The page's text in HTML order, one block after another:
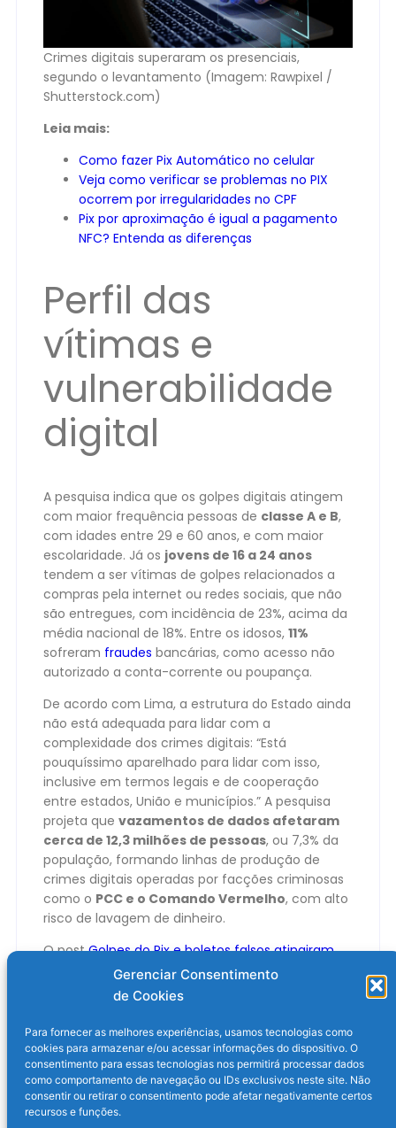
Gerenciar Consentimento
de Cookies
Para fornecer as melhores experiências, usamos tecnologias como
cookies para armazenar e/ou acessar informações do dispositivo. O
consentimento para essas tecnologias nos permitirá processar dados
como comportamento de navegação ou IDs exclusivos neste site. Não
consentir ou retirar o consentimento pode afetar negativamente certos
recursos e funções.
Crimes digitais superaram os presenciais,
segundo o levantamento (Imagem: Rawpixel /
Shutterstock.com)
Leia mais:
Como fazer Pix Automático no celular
Veja como verificar se problemas no PIX
ocorrem por irregularidades no CPF
Pix por aproximação é igual a pagamento
NFC? Entenda as diferenças
Perfil das
vítimas e
vulnerabilidade
digital
A pesquisa indica que os golpes digitais atingem
com maior frequência pessoas de classe A e B,
com idades entre 29 e 60 anos, e com maior
escolaridade. Já os jovens de 16 a 24 anos
tendem a ser vítimas de golpes relacionados a
compras pela internet ou redes sociais, que não
são entregues, com incidência de 23%, acima da
média nacional de 18%. Entre os idosos, 11%
sofreram fraudes bancárias, como acesso não
autorizado a conta-corrente ou poupança.
De acordo com Lima, a estrutura do Estado ainda
não está adequada para lidar com a
complexidade dos crimes digitais: “Está
pouquíssimo aparelhado para lidar com isso,
inclusive em termos legais e de cooperação
entre estados, União e municípios.” A pesquisa
projeta que vazamentos de dados afetaram
cerca de 12,3 milhões de pessoas, ou 7,3% da
população, formando linhas de produção de
crimes digitais operadas por facções criminosas
como o PCC e o Comando Vermelho, com alto
risco de lavagem de dinheiro.
O postGolpes do Pix e boletos falsos atingiram
24 milhões de brasileiros, diz Datafolha
primeiro em Olhar Digital